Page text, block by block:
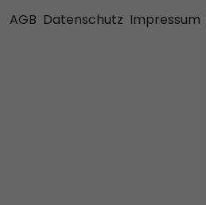
AGB Datenschutz Impressum